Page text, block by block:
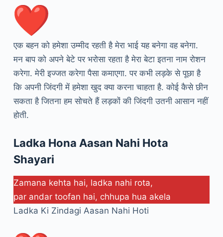
एक बहन को हमेशा उम्मीद रहती है मेरा भाई यह बनेगा वह बनेगा.
मन बाप को अपने बेटे पर भरोसा रहता है मेरा बेटा इतना नाम रोशन
करेगा. मेरी इज्जत करेगा पैसा कमाएगा. पर कभी लड़के से पूछा है
कि अपनी जिंदगी में हमेशा खुद क्या करना चाहता है. कोई कैसे छीन
सकता है जितना हम सोचते हैं लड़कों की जिंदगी उतनी आसान नहीं
होती.
Ladka Hona Aasan Nahi Hota
Shayari
Zamana kehta hai, ladka nahi rota,
par andar toofan hai, chhupa hua akela
Ladka Ki Zindagi Aasan Nahi Hoti